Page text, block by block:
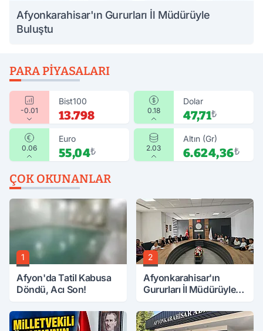
Afyonkarahisar'ın Gururları İl Müdürüyle
Buluştu
PARA PIYASALARI
-0.01
Bist100
13.798 0.18
Dolar
47,71₺
0.06
Euro
55,04₺ 2.03
Altın (Gr)
6.624,36₺
ÇOK OKUNANLAR
1
Afyon'da Tatil Kabusa
Döndü, Acı Son!
2
Afyonkarahisar'ın
Gururları İl Müdürüyle